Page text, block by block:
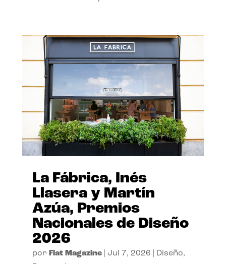
La Fábrica, Inés
Llasera y Martín
Azúa, Premios
Nacionales de Diseño
2026
por Flat Magazine| Jul 7, 2026 Diseño,